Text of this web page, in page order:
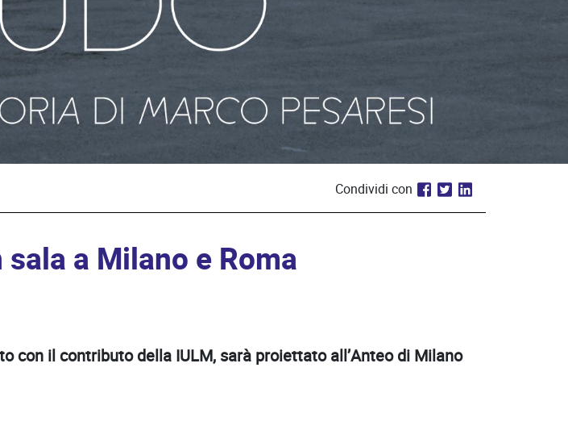
Condividi con
a Milano e Roma
il contributo della IULM, sarà proiettato all’Anteo di Milano